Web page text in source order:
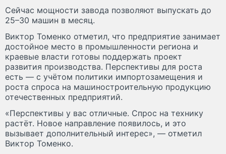
Сейчас мощности завода позволяют выпускать до
25–30 машин в месяц.
Виктор Томенко отметил, что предприятие занимает
достойное место в промышленности региона и
краевые власти готовы поддержать проект
развития производства. Перспективы для роста
есть — с учётом политики импортозамещения и
роста спроса на машиностроительную продукцию
отечественных предприятий.
«Перспективы у вас отличные. Спрос на технику
растёт. Новое направление появилось, и это
вызывает дополнительный интерес», — отметил
Виктор Томенко.